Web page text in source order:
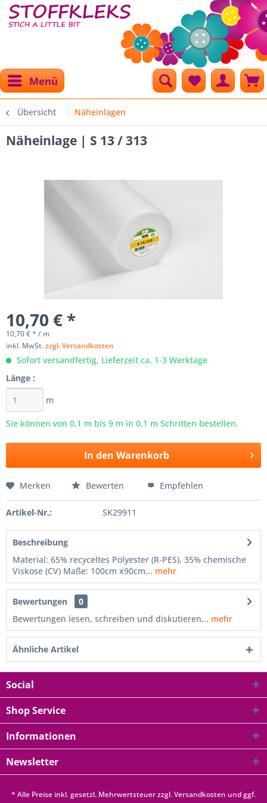
Menü
Übersicht Näheinlagen
Näheinlage | S 13 / 313
10,70 € *
10,70 € * / m
inkl. MwSt.zzgl. Versandkosten
Sofort versandfertig, Lieferzeit ca. 1-3 Werktage
Länge :
m
Sie können von 0,1 m bis 9 m in 0,1 m Schritten bestellen.
In den Warenkorb
Merken Bewerten Empfehlen
Artikel-Nr.: SK29911
Beschreibung
Material: 65% recyceltes Polyester (R-PES), 35% chemische
Viskose (CV) Maße: 100cm x90cm... mehr
Bewertungen
0
Bewertungen lesen, schreiben und diskutieren... mehr
Ähnliche Artikel
Social
Shop Service
Informationen
Newsletter
* Alle Preise inkl. gesetzl. Mehrwertsteuer zzgl.Versandkosten und ggf.